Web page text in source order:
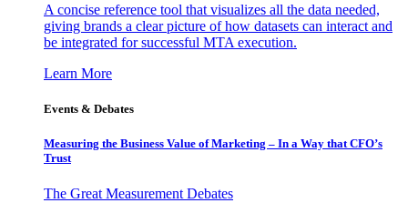
A concise reference tool that visualizes all the data needed,
giving brands a clear picture of how datasets can interact and
be integrated for successful MTA execution.
Learn More
Events & Debates
Measuring the Business Value of Marketing – In a Way that CFO’s
Trust
The Great Measurement Debates